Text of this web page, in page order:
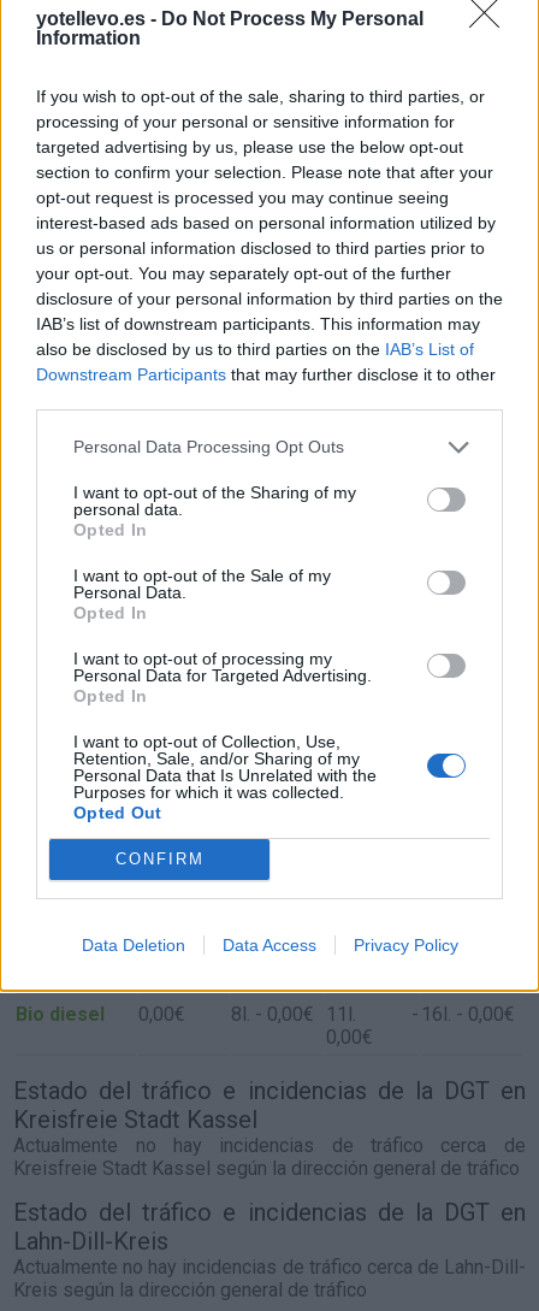
yotellevo.es - Do Not Process My Personal
Information
If you wish to opt-out of the sale, sharing to third parties, or
processing of your personal or sensitive information for
targeted advertising by us, please use the below opt-out
section to confirm your selection. Please note that after your
opt-out request is processed you may continue seeing
interest-based ads based on personal information utilized by
us or personal information disclosed to third parties prior to
your opt-out. You may separately opt-out of the further
disclosure of your personal information by third parties on the
IAB’s list of downstream participants. This information may
also be disclosed by us to third parties on the IAB’s List of
Downstream Participants that may further disclose it to other
Personal Data Processing Opt Outs
I want to opt-out of the Sharing of my
personal data.
Opted In
I want to opt-out of the Sale of my
Personal Data.
Opted In
I want to opt-out of processing my
Personal Data for Targeted Advertising.
Opted In
I want to opt-out of Collection, Use,
Retention, Sale, and/or Sharing of my
Personal Data that Is Unrelated with the
Purposes for which it was collected.
Opted Out
CONFIRM
Data Deletion Data Access Privacy Policy
Cómo ir desde Kreisfreie Stadt Kassel a Lahn-
Dill-Kreis
Resumen de datos de la ruta entre Kreisfreie
Stadt Kassel y Lahn-Dill-Kreis
Tipo de
combustible
Precio
por litro
Gasto
5l/100km
Gasto
7l/100km
Gasto
Gasolina 95
0,00€ 8l.- 0,00€ 11 l.-16l.- 0,00€
Bio diesel 0,00€ 8l. - 0,00€ 11 l. -
0,00€
16l. - 0,00€
Estado del tráfico e incidencias de la DGT en
Kreisfreie Stadt Kassel
Actualmente no hay incidencias de tráfico cerca de
Kreisfreie Stadt Kassel según la dirección general de tráfico
Estado del tráfico e incidencias de la DGT en
Lahn-Dill-Kreis
Actualmente no hay incidencias de tráfico cerca de Lahn-Dill-
Kreis según la dirección general de tráfico